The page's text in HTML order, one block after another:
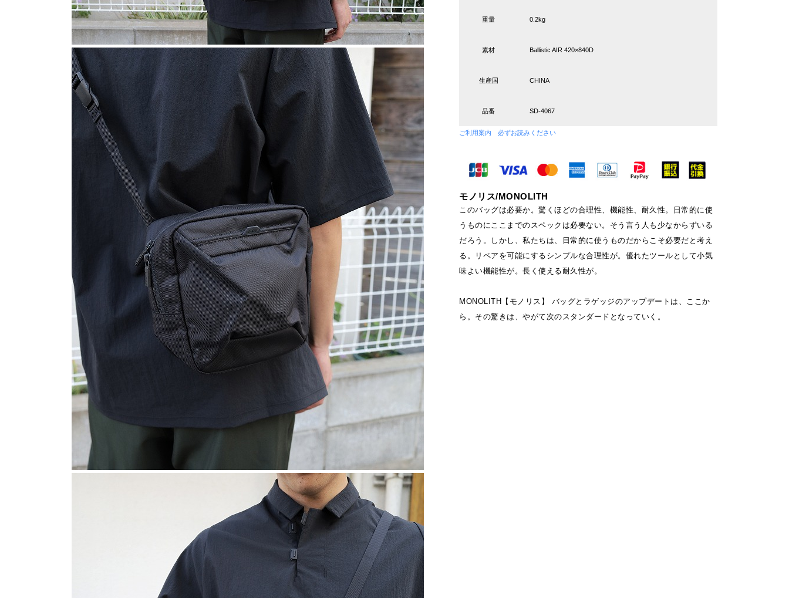
重量 0.2kg
素材 Ballistic AIR 420×840D
生産国 CHINA
品番 SD-4067
ご利用案内 必ずお読みください
モノリス/MONOLITH
このバッグは必要か。驚くほどの合理性、機能性、耐久性。日常的に使
うものにここまでのスペックは必要ない。そう言う人も少なからずいる
だろう。しかし、私たちは、日常的に使うものだからこそ必要だと考え
る。リペアを可能にするシンプルな合理性が。優れたツールとして小気
味よい機能性が。長く使える耐久性が。
MONOLITH【モノリス】 バッグとラゲッジのアップデートは、ここか
ら。その驚きは、やがて次のスタンダードとなっていく。